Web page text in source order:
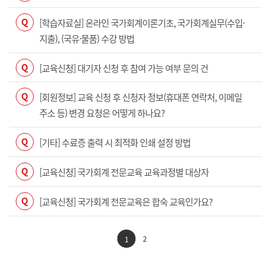
Q
[학습자료실] 온라인 국가회계이론기초, 국가회계실무(수입·
지출), (국유·물품) 수강 방법
Q [교육신청] 대기자 신청 후 참여 가능 여부 문의 건
Q
[회원정보] 교육 신청 후 신청자 정보(휴대폰 연락처, 이메일
주소 등) 변경 요청은 어떻게 하나요?
Q [기타] 수료증 출력 시 최적화 인쇄 설정 방법
Q [교육신청] 국가회계 전문교육 교육과정별 대상자
Q [교육신청] 국가회계 전문교육은 합숙 교육인가요?
1 2